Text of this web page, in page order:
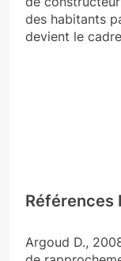
des habitants
devient le
Références
Argoud D.,